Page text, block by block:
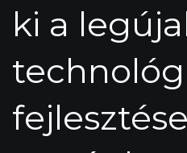
ki a